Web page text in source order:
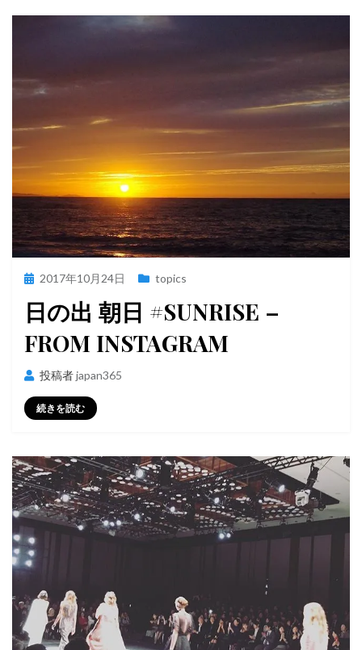
投
日:
2017年10月24日 topics
日の出 朝日 #SUNRISE –
FROM INSTAGRAM
投稿者japan365
続きを読む